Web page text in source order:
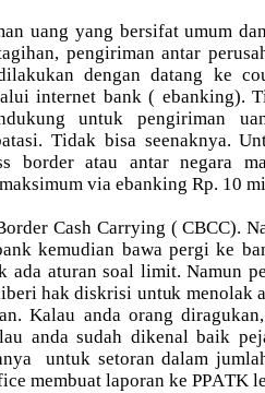
uang yang bersifat umum
pengiriman antar
dengan datang ke
internet bank ( ebanking).
untuk pengiriman
Tidak bisa seenaknya.
border atau antar negara
via ebanking Rp. 10
Cash Carrying ( CBCC).
kemudian bawa pergi ke
ada aturan soal limit. Namun
hak diskrisi untuk menolak
Kalau anda orang
anda sudah dikenal baik
untuk setoran dalam
membuat laporan ke PPATK